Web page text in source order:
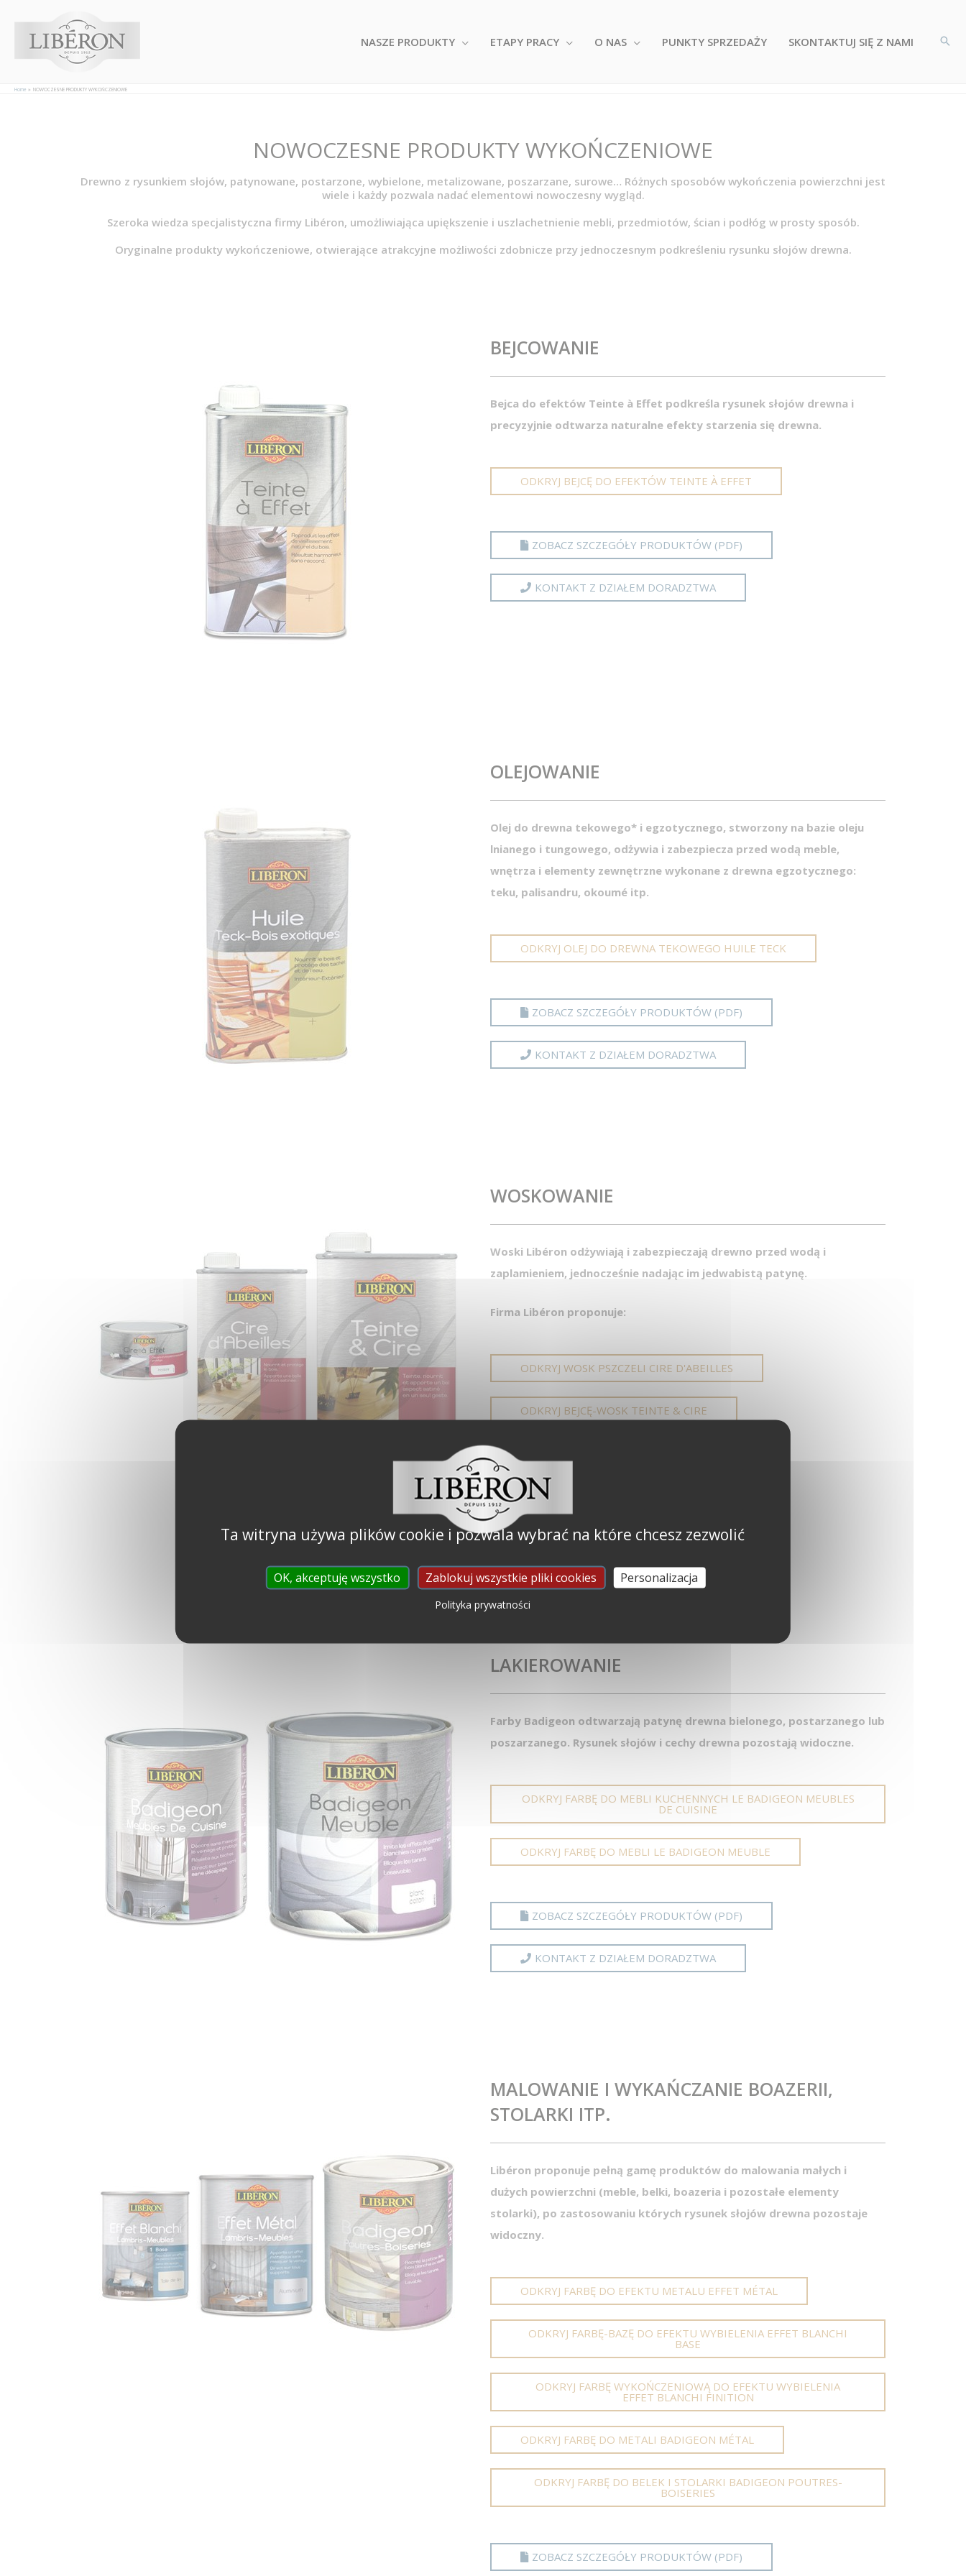
NASZE PRODUKTY ETAPY PRACY O NAS PUNKTY SPRZEDAŻY SKONTAKTUJ SIĘ Z NAMI
Home NOWOCZESNE PRODUKTY WYKOŃCZENIOWE
NOWOCZESNE PRODUKTY WYKOŃCZENIOWE
Drewno z rysunkiem słojów, patynowane, postarzone, wybielone, metalizowane, poszarzane, surowe… Różnych sposobów wykończenia powierzchni jest
wiele i każdy pozwala nadać elementowi nowoczesny wygląd.
Szeroka wiedza specjalistyczna firmy Libéron, umożliwiająca upiększenie i uszlachetnienie mebli, przedmiotów, ścian i podłóg w prosty sposób.
Oryginalne produkty wykończeniowe, otwierające atrakcyjne możliwości zdobnicze przy jednoczesnym podkreśleniu rysunku słojów drewna.
BEJCOWANIE
Bejca do efektów Teinte à Effet podkreśla rysunek słojów drewna i
precyzyjnie odtwarza naturalne efekty starzenia się drewna.
ODKRYJ BEJCĘ DO EFEKTÓW TEINTE À EFFET
ZOBACZ SZCZEGÓŁY PRODUKTÓW (PDF)
KONTAKT Z DZIAŁEM DORADZTWA
OLEJOWANIE
Olej do drewna tekowego* i egzotycznego, stworzony na bazie oleju
lnianego i tungowego, odżywia i zabezpiecza przed wodą meble,
wnętrza i elementy zewnętrzne wykonane z drewna egzotycznego:
teku, palisandru, okoumé itp.
ODKRYJ OLEJ DO DREWNA TEKOWEGO HUILE TECK
ZOBACZ SZCZEGÓŁY PRODUKTÓW (PDF)
KONTAKT Z DZIAŁEM DORADZTWA
WOSKOWANIE
Woski Libéron odżywiają i zabezpieczają drewno przed wodą i
zaplamieniem, jednocześnie nadając im jedwabistą patynę.
Firma Libéron proponuje:
ODKRYJ WOSK PSZCZELI CIRE D'ABEILLES
ODKRYJ BEJCĘ-WOSK TEINTE & CIRE
ZOBACZ SZCZEGÓŁY PRODUKTÓW (PDF)
LAKIEROWANIE
Farby Badigeon odtwarzają patynę drewna bielonego, postarzanego lub
poszarzanego. Rysunek słojów i cechy drewna pozostają widoczne.
ODKRYJ FARBĘ DO MEBLI KUCHENNYCH LE BADIGEON MEUBLES
DE CUISINE
ODKRYJ FARBĘ DO MEBLI LE BADIGEON MEUBLE
ZOBACZ SZCZEGÓŁY PRODUKTÓW (PDF)
KONTAKT Z DZIAŁEM DORADZTWA
MALOWANIE I WYKAŃCZANIE BOAZERII,
STOLARKI ITP.
Libéron proponuje pełną gamę produktów do malowania małych i
dużych powierzchni (meble, belki, boazeria i pozostałe elementy
stolarki), po zastosowaniu których rysunek słojów drewna pozostaje
widoczny.
ODKRYJ FARBĘ DO EFEKTU METALU EFFET MÉTAL
ODKRYJ FARBĘ-BAZĘ DO EFEKTU WYBIELENIA EFFET BLANCHI
BASE
ODKRYJ FARBĘ WYKOŃCZENIOWĄ DO EFEKTU WYBIELENIA
EFFET BLANCHI FINITION
ODKRYJ FARBĘ DO METALI BADIGEON MÉTAL
ODKRYJ FARBĘ DO BELEK I STOLARKI BADIGEON POUTRES-
BOISERIES
ZOBACZ SZCZEGÓŁY PRODUKTÓW (PDF)
Ta witryna używa plików cookie i pozwala wybrać na które chcesz zezwolić
OK, akceptuję wszystko Zablokuj wszystkie pliki cookies Personalizacja
Polityka prywatności